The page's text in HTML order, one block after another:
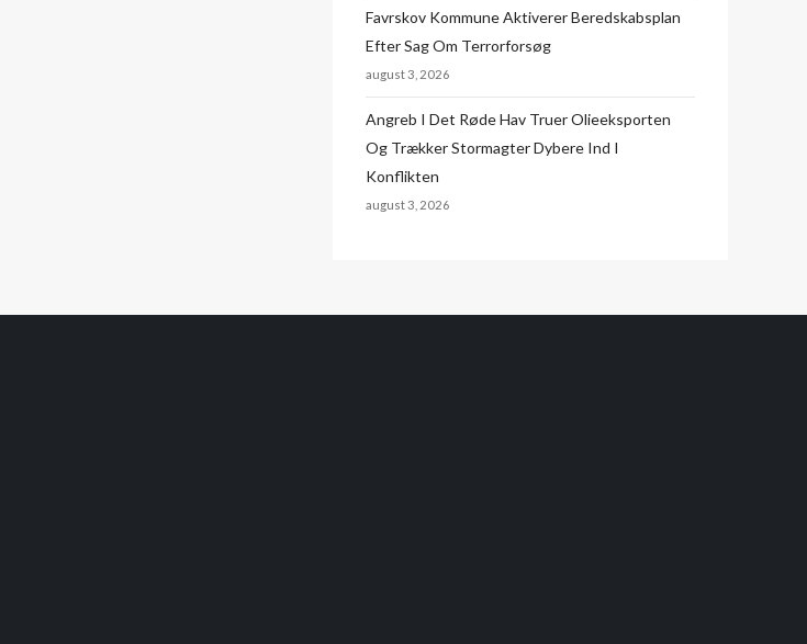
Favrskov Kommune Aktiverer Beredskabsplan
Efter Sag Om Terrorforsøg
august 3, 2026
Angreb I Det Røde Hav Truer Olieeksporten
Og Trækker Stormagter Dybere Ind I
Konflikten
august 3, 2026